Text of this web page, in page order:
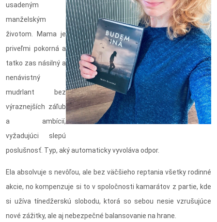
usadeným
manželským
životom. Mama je
priveľmi pokorná a
tatko zas násilný a
nenávistný
mudrlant bez
výraznejších záľub
a ambícií,
vyžadujúci slepú
poslušnosť. Typ, aký automaticky vyvoláva odpor.
Ela absolvuje s nevôľou, ale bez väčšieho reptania všetky rodinné
akcie, no kompenzuje si to v spoločnosti kamarátov z partie, kde
si užíva tínedžerskú slobodu, ktorá so sebou nesie vzrušujúce
nové zážitky, ale aj nebezpečné balansovanie na hrane.